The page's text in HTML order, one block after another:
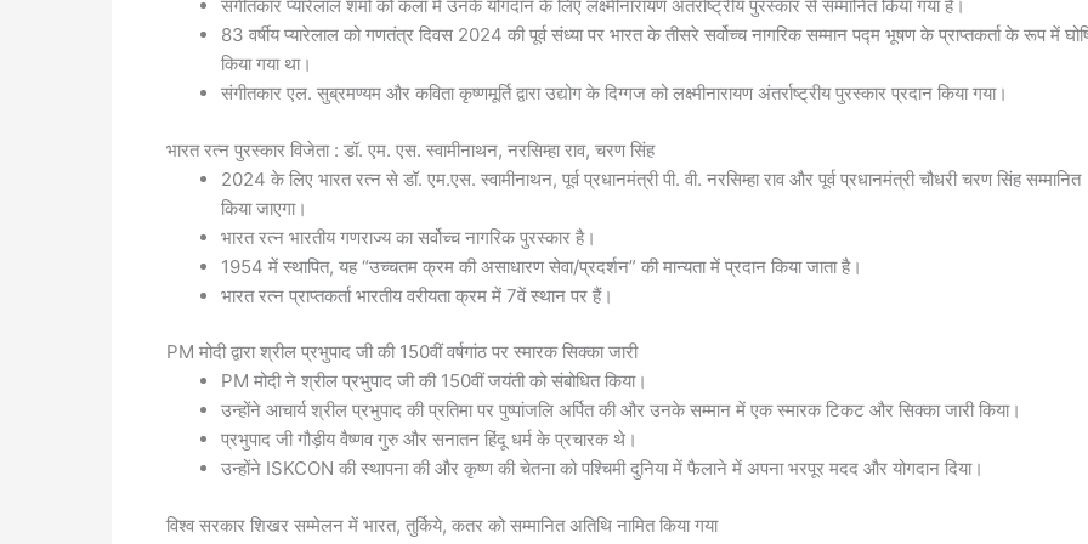
संगीतकार प्यारेलाल शर्मा को कला में उनके योगदान के लिए लक्ष्मीनारायण अंतर्राष्ट्रीय पुरस्कार से सम्मानित किया गया है।
83 वर्षीय प्यारेलाल को गणतंत्र दिवस 2024 की पूर्व संध्या पर भारत के तीसरे सर्वोच्च नागरिक सम्मान पद्म भूषण के प्राप्तकर्ता के रूप में
किया गया था।
संगीतकार एल. सुब्रमण्यम और कविता कृष्णमूर्ति द्वारा उद्योग के दिग्गज को लक्ष्मीनारायण अंतर्राष्ट्रीय पुरस्कार प्रदान किया गया।
भारत रत्न पुरस्कार विजेता : डॉ. एम. एस. स्वामीनाथन, नरसिम्हा राव, चरण सिंह
2024 के लिए भारत रत्न से डॉ. एम.एस. स्वामीनाथन, पूर्व प्रधानमंत्री पी. वी. नरसिम्हा राव और पूर्व प्रधानमंत्री चौधरी चरण सिंह सम्मानित
किया जाएगा।
भारत रत्न भारतीय गणराज्य का सर्वोच्च नागरिक पुरस्कार है।
1954 में स्थापित, यह “उच्चतम क्रम की असाधारण सेवा/प्रदर्शन” की मान्यता में प्रदान किया जाता है।
भारत रत्न प्राप्तकर्ता भारतीय वरीयता क्रम में 7वें स्थान पर हैं।
PM मोदी द्वारा श्रील प्रभुपाद जी की 150वीं वर्षगांठ पर स्मारक सिक्का जारी
PM मोदी ने श्रील प्रभुपाद जी की 150वीं जयंती को संबोधित किया।
उन्होंने आचार्य श्रील प्रभुपाद की प्रतिमा पर पुष्पांजलि अर्पित की और उनके सम्मान में एक स्मारक टिकट और सिक्का जारी किया।
प्रभुपाद जी गौड़ीय वैष्णव गुरु और सनातन हिंदू धर्म के प्रचारक थे।
उन्होंने ISKCON की स्थापना की और कृष्ण की चेतना को पश्चिमी दुनिया में फैलाने में अपना भरपूर मदद और योगदान दिया।
विश्व सरकार शिखर सम्मेलन में भारत, तुर्किये, कतर को सम्मानित अतिथि नामित किया गया